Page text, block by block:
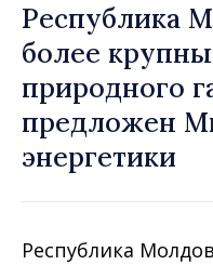
Республика
более
природного
предложен
энергетики
Республика